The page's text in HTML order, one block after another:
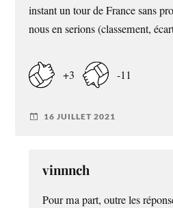
instant un tour de France sans
nous en serions (classement,
+3 -11
16 JUILLET 2021
vinnnch
Pour ma part, outre les